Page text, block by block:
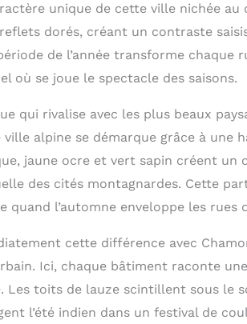
unique de cette ville nichée
dorés, créant un contraste
de l’année transforme chaque
où se joue le spectacle des saisons.
qui rivalise avec les plus beaux
ville alpine se démarque grâce à une
jaune ocre et vert sapin créent un
des cités montagnardes. Cette
quand l’automne enveloppe les rues
cette différence avec
Ici, chaque bâtiment raconte
Les toits de lauze scintillent sous le
l’été indien dans un festival de